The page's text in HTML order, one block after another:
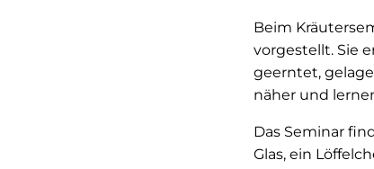
Beim
vorgestellt. Sie
geerntet,
näher und
Das Seminar
Glas, ein